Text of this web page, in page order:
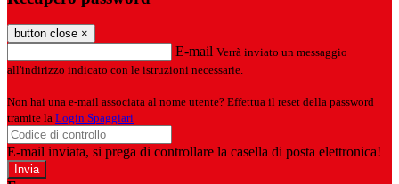
button close ×
E-mail Verrà inviato un messaggio
all'indirizzo indicato con le istruzioni necessarie.
Non hai una e-mail associata al nome utente? Effettua il reset della password
tramite la Login Spaggiari
E-mail inviata, si prega di controllare la casella di posta elettronica!